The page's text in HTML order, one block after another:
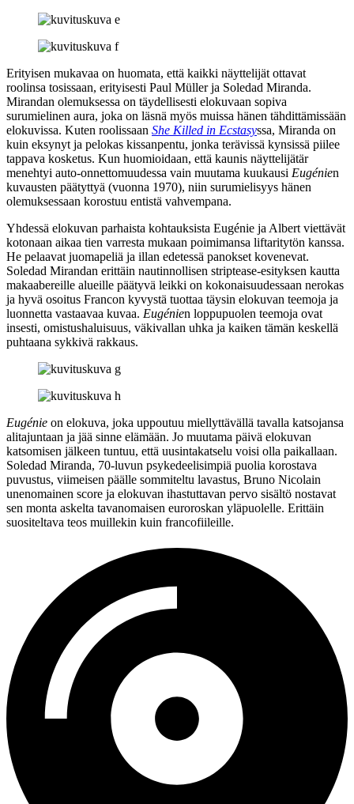
Erityisen mukavaa on huomata, että kaikki näyttelijät ottavat
roolinsa tosissaan, erityisesti Paul Müller ja Soledad Miranda.
Mirandan olemuksessa on täydellisesti elokuvaan sopiva
surumielinen aura, joka on läsnä myös muissa hänen tähdittämissään
elokuvissa. Kuten roolissaan She Killed in Ecstasyssa, Miranda on
kuin eksynyt ja pelokas kissanpentu, jonka terävissä kynsissä piilee
tappava kosketus. Kun huomioidaan, että kaunis näyttelijätär
menehtyi auto-onnettomuudessa vain muutama kuukausi Eugénien
kuvausten päätyttyä (vuonna 1970), niin surumielisyys hänen
olemuksessaan korostuu entistä vahvempana.
Yhdessä elokuvan parhaista kohtauksista Eugénie ja Albert viettävät
kotonaan aikaa tien varresta mukaan poimimansa liftaritytön kanssa.
He pelaavat juomapeliä ja illan edetessä panokset kovenevat.
Soledad Mirandan erittäin nautinnollisen striptease-esityksen kautta
makaabereille alueille päätyvä leikki on kokonaisuudessaan nerokas
ja hyvä osoitus Francon kyvystä tuottaa täysin elokuvan teemoja ja
luonnetta vastaavaa kuvaa. Eugénien loppupuolen teemoja ovat
insesti, omistushaluisuus, väkivallan uhka ja kaiken tämän keskellä
puhtaana sykkivä rakkaus.
Eugénie on elokuva, joka uppoutuu miellyttävällä tavalla katsojansa
alitajuntaan ja jää sinne elämään. Jo muutama päivä elokuvan
katsomisen jälkeen tuntuu, että uusintakatselu voisi olla paikallaan.
Soledad Miranda, 70‑luvun psykedeelisimpiä puolia korostava
puvustus, viimeisen päälle sommiteltu lavastus, Bruno Nicolain
unenomainen score ja elokuvan ihastuttavan pervo sisältö nostavat
sen monta askelta tavanomaisen euroroskan yläpuolelle. Erittäin
suositeltava teos muillekin kuin francofiileille.